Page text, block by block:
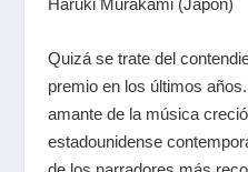
Quizá se trate del
premio en los últimos
amante de la música
estadounidense